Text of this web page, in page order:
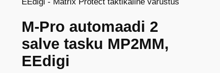
M-Pro automaadi 2
salve tasku MP2MM,
EEdigi